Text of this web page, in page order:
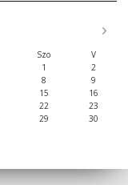
Szo
V
1
2
8
9
15
16
22
23
29
30